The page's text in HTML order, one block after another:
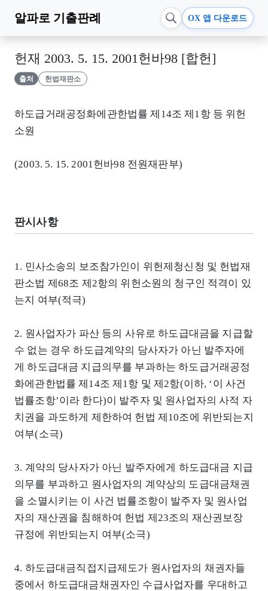
알파로 기출판례 OX 앱 다운로드
헌재 2003. 5. 15. 2001헌바98 [합헌]
출처 헌법재판소
하도급거래공정화에관한법률 제14조 제1항 등 위헌
소원
(2003. 5. 15. 2001헌바98 전원재판부)
판시사항
1. 민사소송의 보조참가인이 위헌제청신청 및 헌법재
판소법 제68조 제2항의 위헌소원의 청구인 적격이 있
는지 여부(적극)
2. 원사업자가 파산 등의 사유로 하도급대금을 지급할
수 없는 경우 하도급계약의 당사자가 아닌 발주자에
게 하도급대금 지급의무를 부과하는 하도급거래공정
화에관한법률 제14조 제1항 및 제2항(이하, ‘이 사건
법률조항’이라 한다)이 발주자 및 원사업자의 사적 자
치권을 과도하게 제한하여 헌법 제10조에 위반되는지
여부(소극)
3. 계약의 당사자가 아닌 발주자에게 하도급대금 지급
의무를 부과하고 원사업자의 계약상의 도급대금채권
을 소멸시키는 이 사건 법률조항이 발주자 및 원사업
자의 재산권을 침해하여 헌법 제23조의 재산권보장
규정에 위반되는지 여부(소극)
4. 하도급대금직접지급제도가 원사업자의 채권자들
중에서 하도급대금채권자인 수급사업자를 우대하고